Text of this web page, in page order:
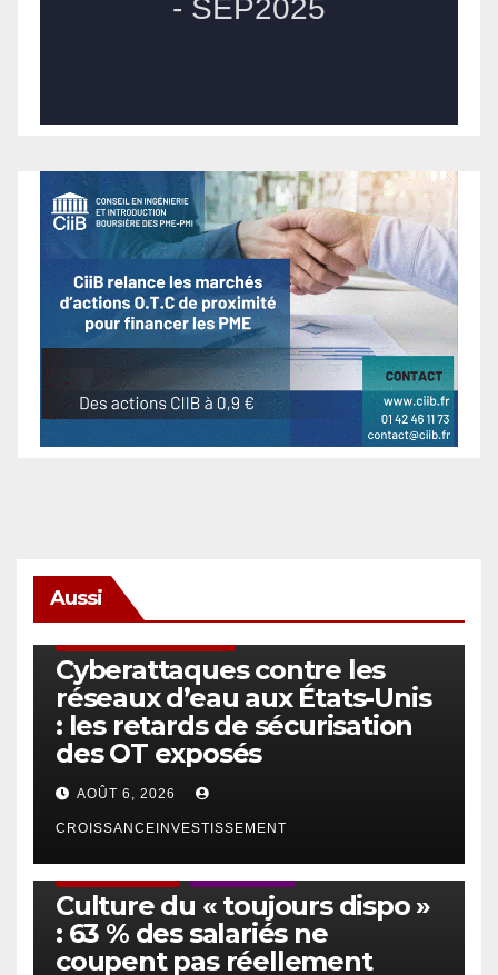
Aussi
Cyberattaques contre les
réseaux d’eau aux États-Unis
: les retards de sécurisation
des OT exposés
AOÛT 6, 2026
CROISSANCEINVESTISSEMENT
Culture du « toujours dispo »
: 63 % des salariés ne
coupent pas réellement